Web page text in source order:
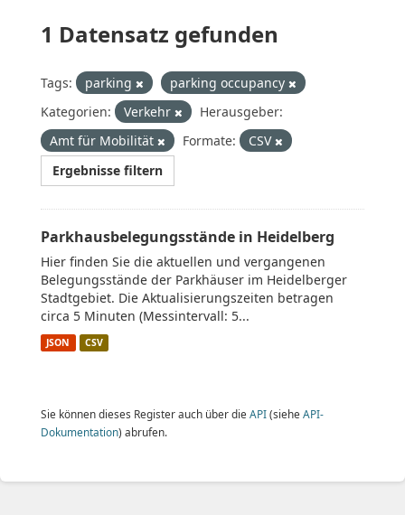
1 Datensatz gefunden
Tags: parking
parking occupancy
Kategorien:
Verkehr
Herausgeber:
Amt für Mobilität
Formate:
CSV
Ergebnisse filtern
Parkhausbelegungsstände in Heidelberg
Hier finden Sie die aktuellen und vergangenen
Belegungsstände der Parkhäuser im Heidelberger
Stadtgebiet. Die Aktualisierungszeiten betragen
circa 5 Minuten (Messintervall: 5...
JSON CSV
Sie können dieses Register auch über die API(siehe API-
Dokumentation) abrufen.